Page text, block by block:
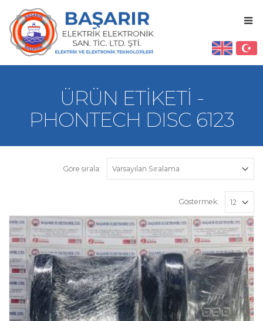
ÜRÜN ETIKETI -
PHONTECH DISC 6123
Göre sırala:
Göstermek: